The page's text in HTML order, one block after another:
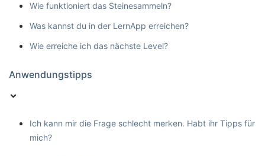
Wie funktioniert das Steinesammeln?
Was kannst du in der LernApp erreichen?
Wie erreiche ich das nächste Level?
Anwendungstipps
Ich kann mir die Frage schlecht merken. Habt ihr Tipps für
mich?